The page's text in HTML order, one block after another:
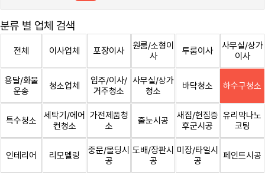
분류 별 업체 검색
전체 이사업체 포장이사
원룸/소형이
사
투룸이사
사무실/상가
이사
용달/화물
운송
청소업체
입주/이사/
거주청소
사무실/상가
청소
바닥청소 하수구청소
특수청소
세탁기/에어
컨청소
가전제품청
소
줄눈시공
새집/헌집증
후군시공
유리막나노
코팅
인테리어 리모델링
중문/몰딩시
공
도배/장판시
공
미장/타일시
공
페인트시공